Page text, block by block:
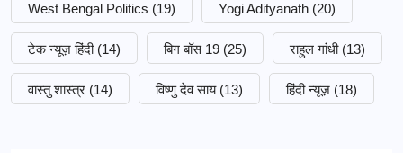
West Bengal Politics (19) Yogi Adityanath (20)
टेक न्यूज़ हिंदी (14) बिग बॉस 19 (25) राहुल गांधी (13)
वास्तु शास्त्र (14) विष्णु देव साय (13) हिंदी न्यूज़ (18)